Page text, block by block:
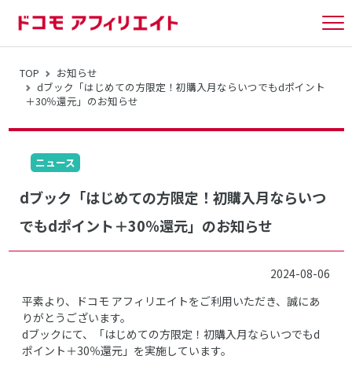
TOP
お知らせ
dブック「はじめての方限定！初購入月ならいつでもdポイント
＋30％還元」のお知らせ
ニュース
dブック「はじめての方限定！初購入月ならいつ
でもdポイント＋30％還元」のお知らせ
2024-08-06
平素より、ドコモ アフィリエイトをご利用いただき、誠にあ
りがとうございます。
dブックにて、「はじめての方限定！初購入月ならいつでもd
ポイント＋30％還元」を実施しています。